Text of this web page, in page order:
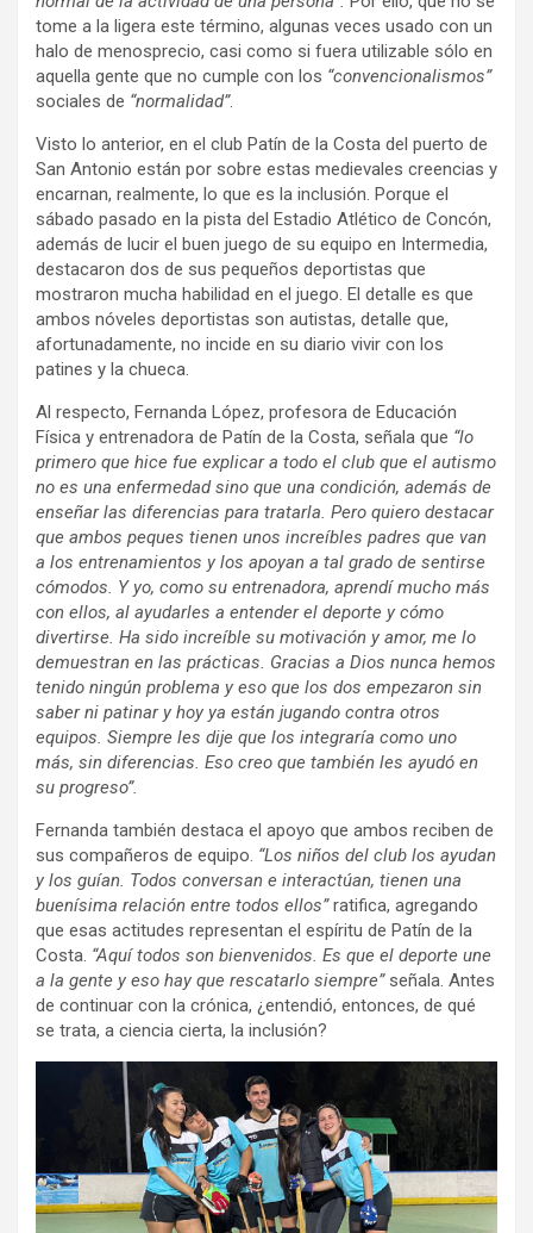
tome a la ligera este término, algunas veces usado con un
halo de menosprecio, casi como si fuera utilizable sólo en
aquella gente que no cumple con los “convencionalismos”
sociales de “normalidad”.
Visto lo anterior, en el club Patín de la Costa del puerto de
San Antonio están por sobre estas medievales creencias y
encarnan, realmente, lo que es la inclusión. Porque el
sábado pasado en la pista del Estadio Atlético de Concón,
además de lucir el buen juego de su equipo en Intermedia,
destacaron dos de sus pequeños deportistas que
mostraron mucha habilidad en el juego. El detalle es que
ambos nóveles deportistas son autistas, detalle que,
afortunadamente, no incide en su diario vivir con los
patines y la chueca.
Al respecto, Fernanda López, profesora de Educación
Física y entrenadora de Patín de la Costa, señala que “lo
primero que hice fue explicar a todo el club que el autismo
no es una enfermedad sino que una condición, además de
enseñar las diferencias para tratarla. Pero quiero destacar
que ambos peques tienen unos increíbles padres que van
a los entrenamientos y los apoyan a tal grado de sentirse
cómodos. Y yo, como su entrenadora, aprendí mucho más
con ellos, al ayudarles a entender el deporte y cómo
divertirse. Ha sido increíble su motivación y amor, me lo
demuestran en las prácticas. Gracias a Dios nunca hemos
tenido ningún problema y eso que los dos empezaron sin
saber ni patinar y hoy ya están jugando contra otros
equipos. Siempre les dije que los integraría como uno
más, sin diferencias. Eso creo que también les ayudó en
su progreso”.
Fernanda también destaca el apoyo que ambos reciben de
sus compañeros de equipo. “Los niños del club los ayudan
y los guían. Todos conversan e interactúan, tienen una
buenísima relación entre todos ellos”ratifica, agregando
que esas actitudes representan el espíritu de Patín de la
Costa. “Aquí todos son bienvenidos. Es que el deporte une
a la gente y eso hay que rescatarlo siempre”señala. Antes
de continuar con la crónica, ¿entendió, entonces, de qué
se trata, a ciencia cierta, la inclusión?